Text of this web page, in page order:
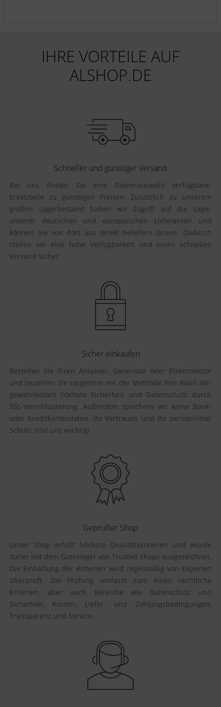
IHRE VORTEILE AUF
ALSHOP.DE
Schneller und günstiger Versand
Bei uns finden Sie eine Riesenauswahl verfügbarer
Ersatzteile zu günstigen Preisen. Zusätzlich zu unserem
großen Lagerbestand haben wir Zugriff auf die Lager
unserer deutschen und europäischen Lieferanten und
können Sie von dort aus direkt beliefern lassen. Dadurch
stellen wir eine hohe Verfügbarkeit und einen schnellen
Versand sicher.
Sicher einkaufen
Bestellen Sie Ihren Anlasser, Generator oder Elektromotor
und bezahlen Sie sorgenfrei mit der Methode Ihre Wahl. Wir
gewährleisten höchste Sicherheit und Datenschutz durch
SSL-Verschlüsselung. Außerdem speichern wir keine Bank-
oder Kreditkartendaten. Ihr Vertrauen und Ihr persönlicher
Schutz sind uns wichtig!
Geprüfter Shop
Unser Shop erfüllt höchste Qualitätskriterien und wurde
daher mit dem Gütesiegel von Trusted Shops ausgezeichnet.
Die Einhaltung der Kriterien wird regelmäßig von Experten
überprüft. Die Prüfung umfasst zum einen rechtliche
Kriterien, aber auch Bereiche wie Datenschutz und
Sicherheit, Kosten, Liefer- und Zahlungsbedingungen,
Transparenz und Service.